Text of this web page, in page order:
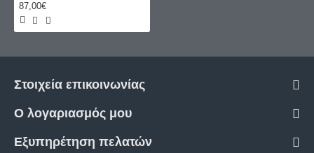
87,00€
Στοιχεία επικοινωνίας
Ο λογαριασμός μου
Εξυπηρέτηση πελατών